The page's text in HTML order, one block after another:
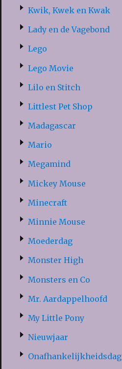
Kwik, Kwek en Kwak
Lady en de Vagebond
Lego
Lego Movie
Lilo en Stitch
Littlest Pet Shop
Madagascar
Mario
Megamind
Mickey Mouse
Minecraft
Minnie Mouse
Moederdag
Monster High
Monsters en Co
Mr. Aardappelhoofd
My Little Pony
Nieuwjaar
Onafhankelijkheidsdag